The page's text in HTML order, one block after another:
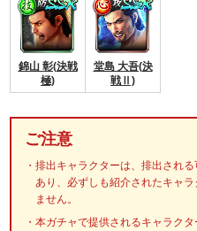
錦山 彰(決戦
極)
堂島 大吾(決
戦Ⅱ)
ご注意
排出キャラクターは、排出され
あり、必ずしも紹介されたキャ
ません。
本ガチャで提供されるキャラク